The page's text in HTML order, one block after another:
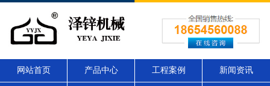
网站首页 产品中心 工程案例 新闻资讯